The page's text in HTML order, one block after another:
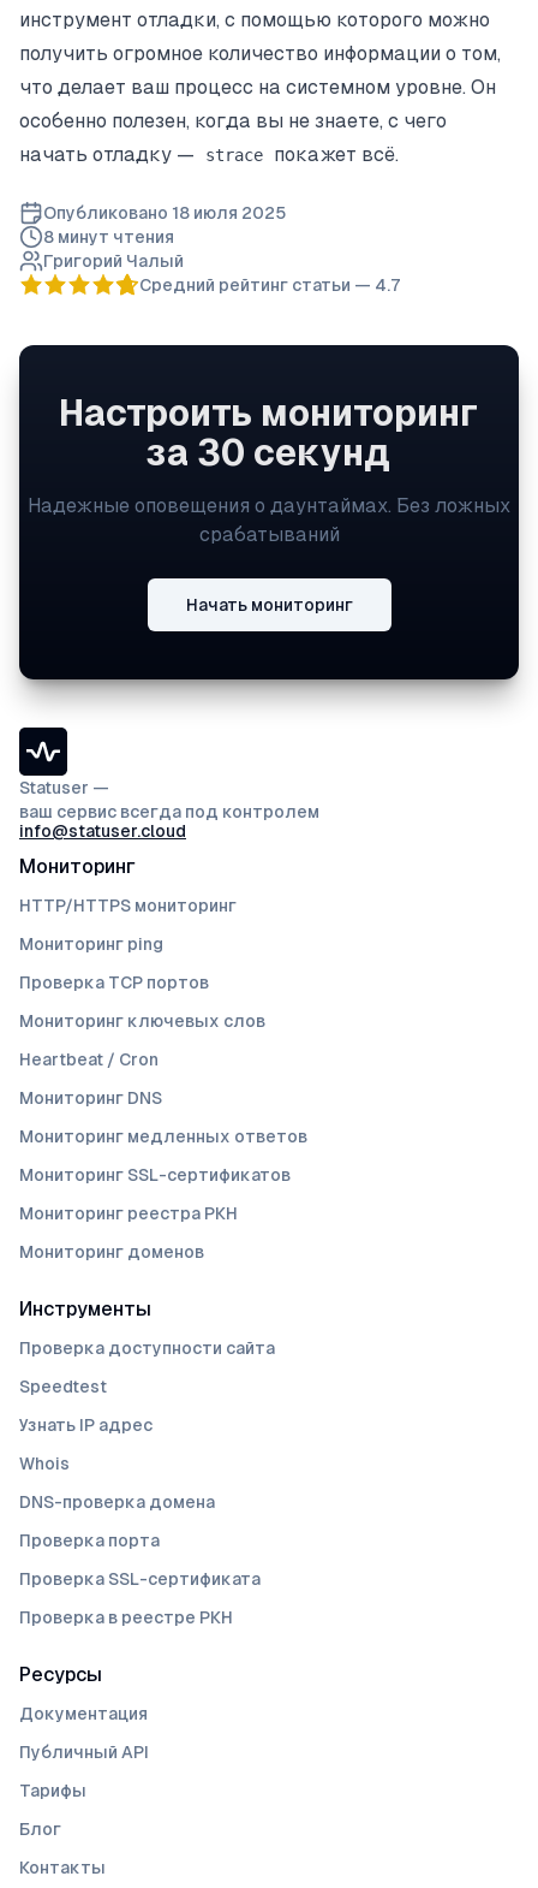
инструмент отладки, с помощью которого можно
получить огромное количество информации о том,
что делает ваш процесс на системном уровне. Он
особенно полезен, когда вы не знаете, с чего
начать отладку —
strace покажет всё.
Опубликовано 18 июля 2025
8 минут чтения
Григорий Чалый
Средний рейтинг статьи — 4.7
Настроить мониторинг
за 30 секунд
Надежные оповещения о даунтаймах. Без ложных
срабатываний
Начать мониторинг
Statuser —
ваш сервис всегда под контролем
info@statuser.cloud
Мониторинг
HTTP/HTTPS мониторинг
Мониторинг ping
Проверка TCP портов
Мониторинг ключевых слов
Heartbeat / Cron
Мониторинг DNS
Мониторинг медленных ответов
Мониторинг SSL-сертификатов
Мониторинг реестра РКН
Мониторинг доменов
Инструменты
Проверка доступности сайта
Speedtest
Узнать IP адрес
Whois
DNS-проверка домена
Проверка порта
Проверка SSL-сертификата
Проверка в реестре РКН
Ресурсы
Документация
Публичный API
Тарифы
Блог
Контакты